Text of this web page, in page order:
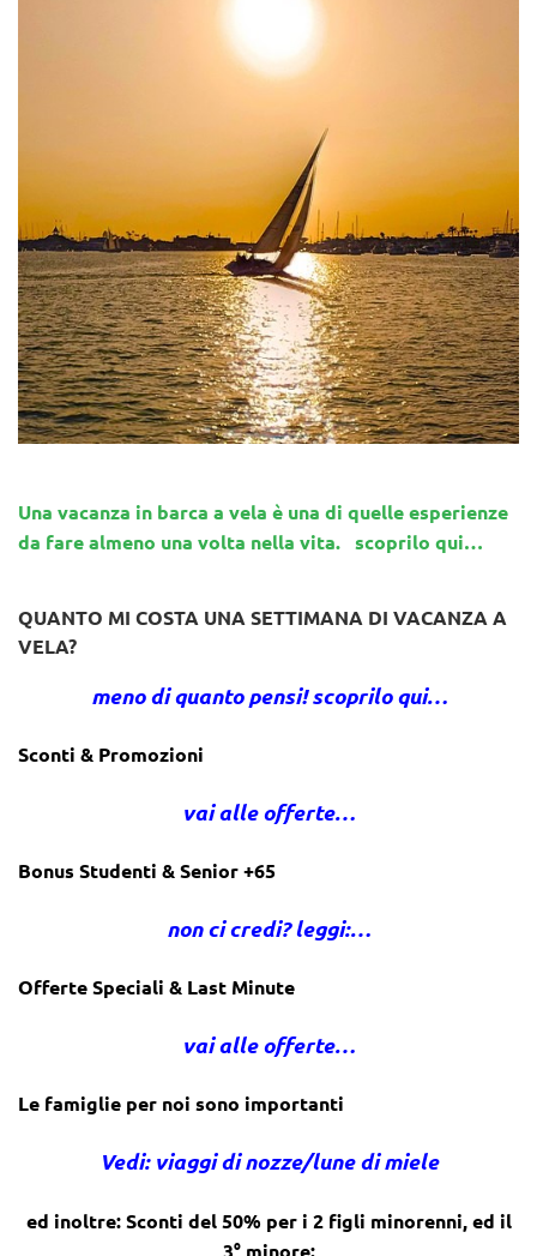
Una vacanza in barca a vela è una di quelle esperienze
da fare almeno una volta nella vita. scoprilo qui…
QUANTO MI COSTA UNA SETTIMANA DI VACANZA A
VELA?
meno di quanto pensi! scoprilo qui…
Sconti & Promozioni
vai alle offerte…
Bonus Studenti & Senior +65
non ci credi? leggi:…
Offerte Speciali & Last Minute
vai alle offerte…
Le famiglie per noi sono importanti
Vedi: viaggi di nozze/lune di miele
ed inoltre: Sconti del 50% per i 2 figli minorenni, ed il
3° minore: